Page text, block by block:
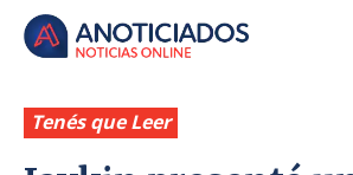
Tenés que Leer